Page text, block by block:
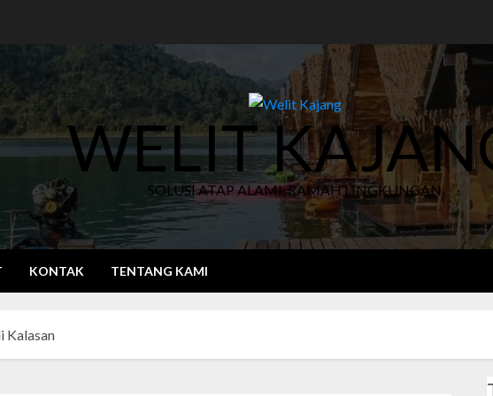
WELIT
SOLUSI ATAP ALAMI, RAMAH LINGKUNGAN
KONTAK TENTANG KAMI
Kalasan